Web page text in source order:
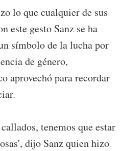
lo que cualquier de sus
este gesto Sanz se ha
símbolo de la lucha por
de género,
aprovechó para recordar
tenemos que estar
dijo Sanz quien hizo